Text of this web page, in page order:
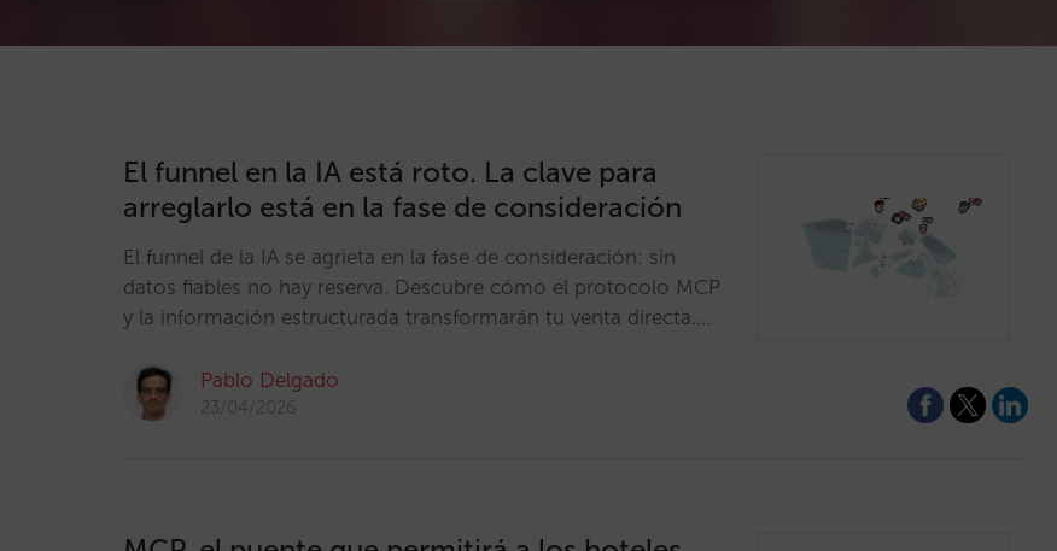
El funnel en la IA está roto. La clave para
arreglarlo está en la fase de consideración
El funnel de la IA se agrieta en la fase de consideración: sin
datos fiables no hay reserva. Descubre cómo el protocolo MCP
y la información estructurada transformarán tu venta directa.…
Pablo Delgado
23/04/2026